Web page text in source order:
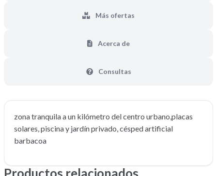
Más ofertas
Acerca de
Consultas
zona tranquila a un kilómetro del centro urbano,placas
solares, piscina y jardín privado, césped artificial
barbacoa